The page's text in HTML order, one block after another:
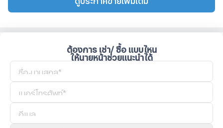
ต้องการ เช่า/ ซื้อ แบบไหน
ให้นายหน้าช่วยแนะนำได้